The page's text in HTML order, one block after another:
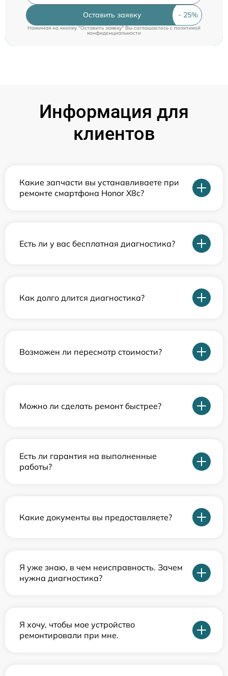
Оставить заявку
Нажимая на кнопку "Оставить заявку" Вы соглашаетесь c политикой
конфиденциальности
Информация для
клиентов
Какие запчасти вы устанавливаете при
ремонте смартфона Honor X8c?
Есть ли у вас бесплатная диагностика?
Как долго длится диагностика?
Возможен ли пересмотр стоимости?
Можно ли сделать ремонт быстрее?
Есть ли гарантия на выполненные
работы?
Какие документы вы предоставляете?
Я уже знаю, в чем неисправность. Зачем
нужна диагностика?
Я хочу, чтобы мое устройство
ремонтировали при мне.